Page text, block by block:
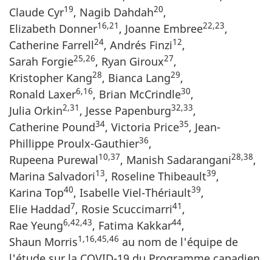
Claude Cyr19, Nagib Dahdah20,
Elizabeth Donner16,21 , Joanne Embree22,23,
Catherine Farrell24, Andrés Finzi12,
Sarah Forgie25,26, Ryan Giroux27,
Kristopher Kang28, Bianca Lang29,
Ronald Laxer6,16, Brian McCrindle30,
Julia Orkin2,31 , Jesse Papenburg32,33,
Catherine Pound34, Victoria Price35, Jean-
Phillippe Proulx-Gauthier36,
Rupeena Purewal10,37, Manish Sadarangani28,38,
Marina Salvadori13, Roseline Thibeault39,
Karina Top40, Isabelle Viel-Thériault39,
Elie Haddad7, Rosie Scuccimarri41 ,
Rae Yeung6,42,43, Fatima Kakkar44,
Shaun Morris1,16,45,46 au nom de l'équipe de